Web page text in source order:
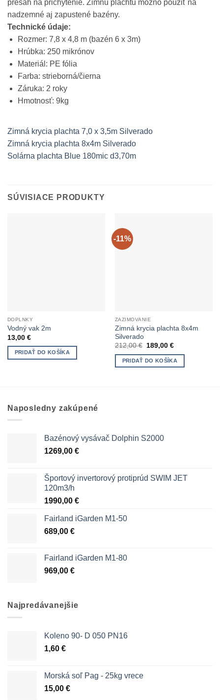
presah na prichytenie. Zimnú plachtu možno použiť na
nadzemné aj zapustené bazény.
Technické údaje:
Rozmer: 7,8 x 4,8 m (bazén 6 x 3m)
Hrúbka: 250 mikrónov
Materiál: PE fólia
Farba: strieborná/čierna
Záruka: 2 roky
Hmotnosť: 9kg
Zimná krycia plachta 7,0 x 3,5m Silverado
Zimná krycia plachta 8x4m Silverado
Solárna plachta Blue 180mic d3,70m
SÚVISIACE PRODUKTY
DOPLNKY
Vodný vak 2m
13,00 €
PRIDAŤ DO KOŠÍKA
-11%
ZAZIMOVANIE
Zimná krycia plachta 8x4m
Silverado
212,00€
Pôvodná
bola:
212,00 €.
189,00 €Aktuálna
je:
189,00 €.
PRIDAŤ DO KOŠÍKA
Naposledny zakúpené
Bazénový vysávač Dolphin S2000
1269,00 €
Športový invertorový protiprúd SWIM JET
120m3/h
1990,00 €
Fairland iGarden M1-50
689,00 €
Fairland iGarden M1-80
969,00 €
Najpredávanejšie
Koleno 90- D 050 PN16
1,60 €
Morská soľ Pag - 25kg vrece
15,00 €